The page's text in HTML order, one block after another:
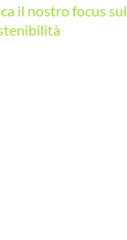
il nostro focus sul